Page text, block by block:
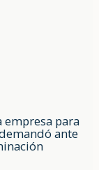
empresa para
ante